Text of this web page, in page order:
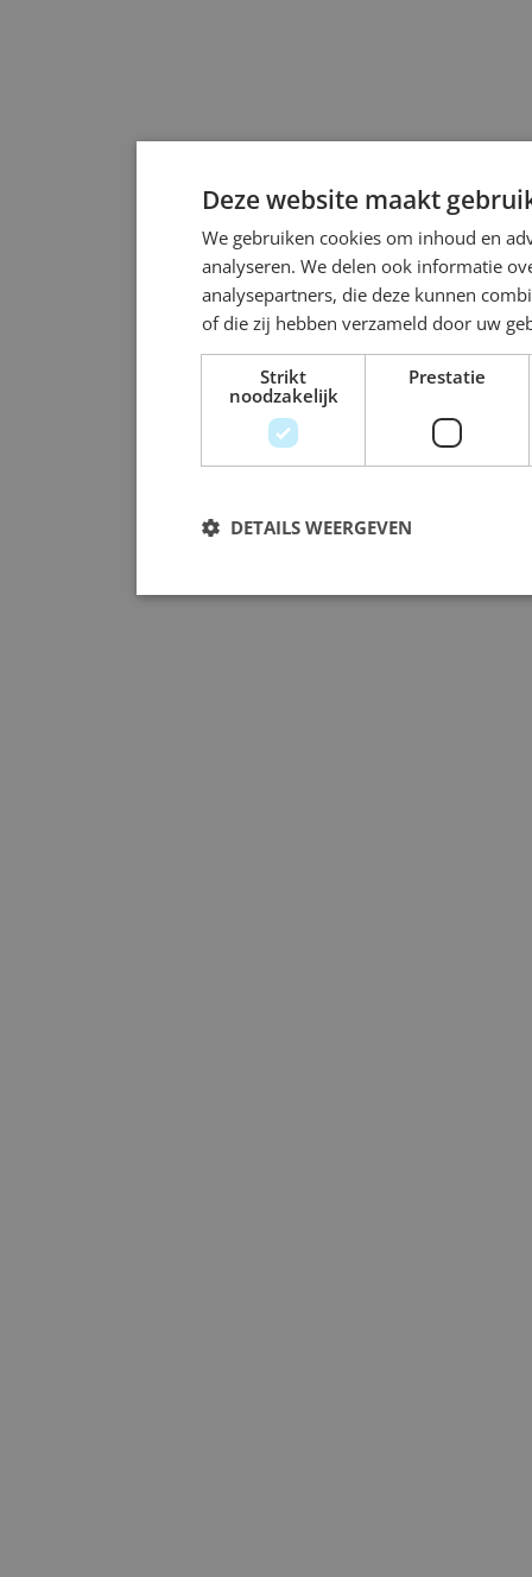
Deze website maakt
We gebruiken cookies om inhoud en
analyseren. We delen ook informatie
analysepartners, die deze kunnen
of die zij hebben verzameld door uw
Strikt
noodzakelijk
Prestatie
DETAILS WEERGEVEN